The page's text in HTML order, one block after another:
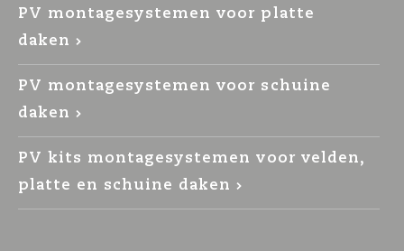
PV montagesystemen voor platte
daken
PV montagesystemen voor schuine
daken
PV kits montagesystemen voor velden,
platte en schuine daken